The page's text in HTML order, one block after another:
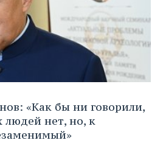
«Как бы ни говорили,
нет, но, к